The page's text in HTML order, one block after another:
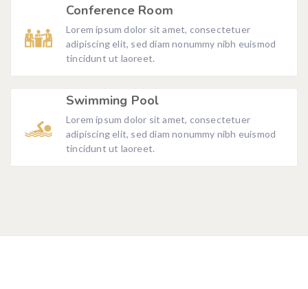
Conference Room
Lorem ipsum dolor sit amet, consectetuer
adipiscing elit, sed diam nonummy nibh euismod
tincidunt ut laoreet.
Swimming Pool
Lorem ipsum dolor sit amet, consectetuer
adipiscing elit, sed diam nonummy nibh euismod
tincidunt ut laoreet.